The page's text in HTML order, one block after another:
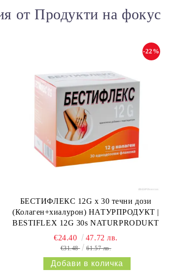
от Продукти на фокус
БЕСТИФЛЕКС 12G х 30 течни дози
(Колаген+хиалурон) НАТУРПРОДУКТ |
BESTIFLEX 12G 30s NATURPRODUKT
-22%
€24.40 47.72 лв.
€31.48 61.57 лв.